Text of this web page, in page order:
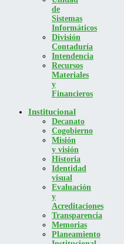
de
Sistemas
Informáticos
División
Contaduría
Intendencia
Recursos
Materiales
y
Financieros
Institucional
Decanato
Cogobierno
Misión
y visión
Historia
Identidad
visual
Evaluación
y
Acreditaciones
Transparencia
Memorias
Planeamiento